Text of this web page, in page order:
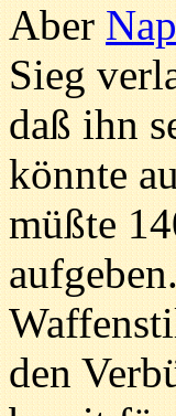
Aber
Sieg
daß ihn
könnte
müßte
den